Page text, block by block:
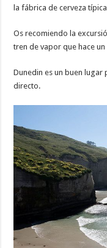
la fábrica de cerveza
Os recomiendo la
tren de vapor que hace
Dunedin es un buen lugar
directo.